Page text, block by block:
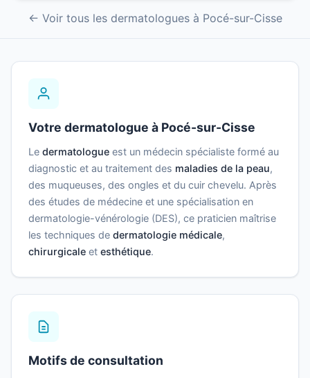
← Voir tous les dermatologues à Pocé-sur-Cisse
Votre dermatologue à Pocé-sur-Cisse
Le dermatologue est un médecin spécialiste formé au
diagnostic et au traitement des maladies de la peau,
des muqueuses, des ongles et du cuir chevelu. Après
des études de médecine et une spécialisation en
dermatologie-vénérologie (DES), ce praticien maîtrise
les techniques de dermatologie médicale,
chirurgicale et esthétique.
Motifs de consultation